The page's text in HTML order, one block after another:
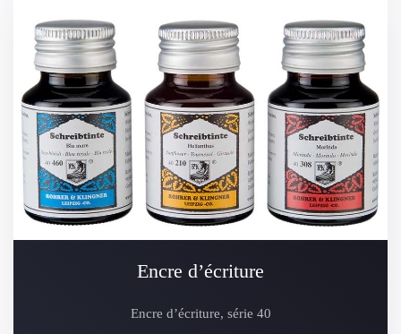
Encre d’écriture
Encre d’écriture, série 40